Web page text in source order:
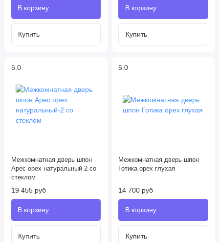
5.0
Межкомнатная дверь шпон
Арес орех натуральный-2 со
стеклом
19 455 руб
5.0
Межкомнатная дверь шпон
Готика орех глухая
14 700 руб